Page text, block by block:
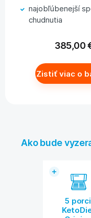
najobľúbenejší
chudnutia
385,00
Zistiť viac o
Ako bude
5